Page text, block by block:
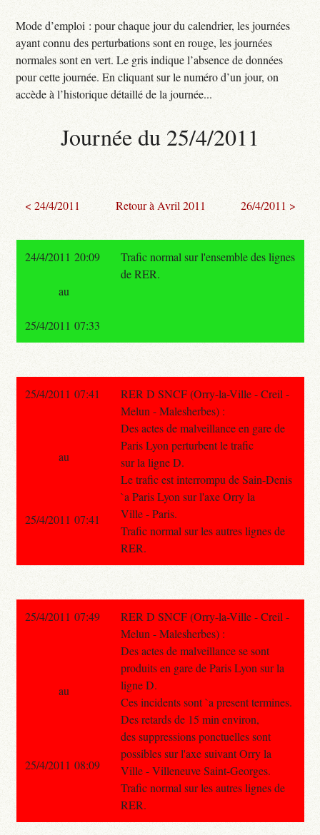
Mode d’emploi : pour chaque jour du calendrier, les journées
ayant connu des perturbations sont en rouge, les journées
normales sont en vert. Le gris indique l’absence de données
pour cette journée. En cliquant sur le numéro d’un jour, on
accède à l’historique détaillé de la journée...
Journée du 25/4/2011
< 24/4/2011 Retour à Avril 2011 26/4/2011 >
24/4/2011 20:09
Trafic normal sur l'ensemble des lignes
de RER.
au
25/4/2011 07:33
25/4/2011 07:41
RER D SNCF (Orry-la-Ville - Creil -
Melun - Malesherbes) :
Des actes de malveillance en gare de
Paris Lyon perturbent le trafic
sur la ligne D.
Le trafic est interrompu de Sain-Denis
`a Paris Lyon sur l'axe Orry la
Ville - Paris.
Trafic normal sur les autres lignes de
RER.
au
25/4/2011 07:41
25/4/2011 07:49
RER D SNCF (Orry-la-Ville - Creil -
Melun - Malesherbes) :
Des actes de malveillance se sont
produits en gare de Paris Lyon sur la
ligne D.
Ces incidents sont `a present termines.
Des retards de 15 min environ,
des suppressions ponctuelles sont
possibles sur l'axe suivant Orry la
Ville - Villeneuve Saint-Georges.
Trafic normal sur les autres lignes de
RER.
au
25/4/2011 08:09